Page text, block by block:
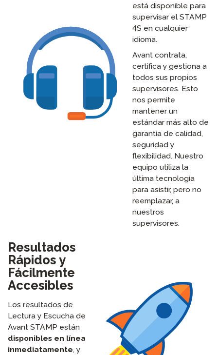
está disponible para
supervisar el STAMP
4S en cualquier
idioma.
Avant contrata,
certifica y gestiona a
todos sus propios
supervisores. Esto
nos permite
mantener un
estándar más alto de
garantía de calidad,
seguridad y
flexibilidad. Nuestro
equipo utiliza la
última tecnología
para asistir, pero no
reemplazar, a
nuestros
supervisores.
Resultados
Rápidos y
Fácilmente
Accesibles
Los resultados de
Lectura y Escucha de
Avant STAMP están
disponibles en línea
inmediatamente, y